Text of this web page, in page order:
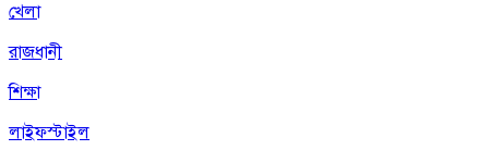
খেলা
রাজধানী
শিক্ষা
লাইফস্টাইল